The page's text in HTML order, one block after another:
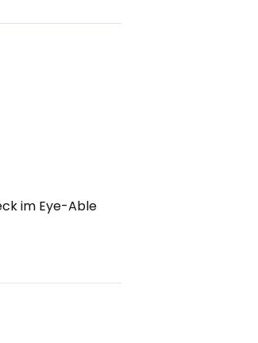
im Eye-Able